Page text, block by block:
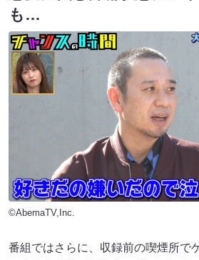
も…
©AbemaTV,Inc.
番組ではさらに、収録前の喫煙所で